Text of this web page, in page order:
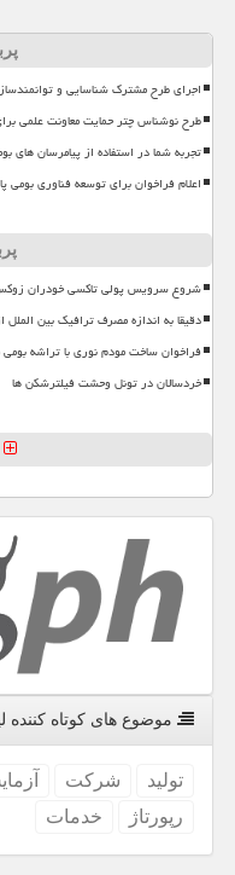
اجرای طرح مشترک شناسایی و
طرح نوشناس چتر حمایت معاونت علمی
تجربه شما در استفاده از پیامرسان های
اعلام فراخوان برای توسعه فناوری
شروع سرویس پولی تاکسی خودران
دقیقا به اندازه مصرف ترافیک بین
فراخوان ساخت مودم نوری با تراشه
خردسالان در تونل وحشت فیلترشکن ها
موضوع های كوتاه كننده
تولید شركت
رپورتاژ
خدمات